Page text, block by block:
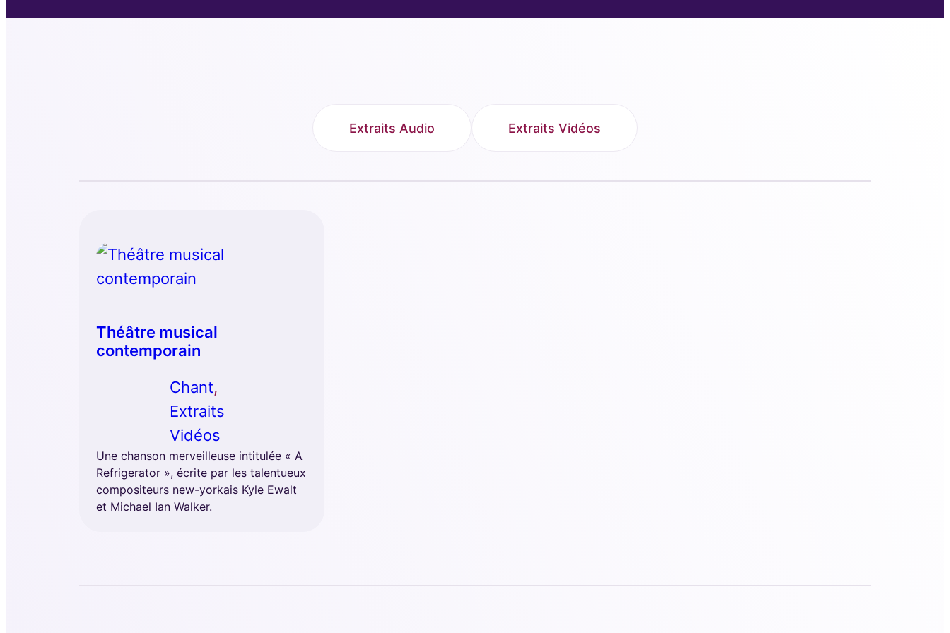
Extraits Audio Extraits Vidéos
Théâtre musical
contemporain
Chant
Extraits
Vidéos
Une chanson merveilleuse intitulée « A
Refrigerator », écrite par les talentueux
compositeurs new-yorkais Kyle Ewalt
et Michael Ian Walker.